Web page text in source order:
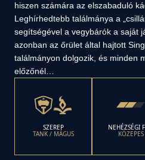
hiszen számára az elszabaduló
Leghírhedtebb találmánya a
segítségével a vegybárók a saját
azonban az őrület által hajtott
találmányon dolgozik, és minden
előzőnél…
SZEREP
TANK / MÁGUS
NEHÉZSÉGI
KÖZEPES